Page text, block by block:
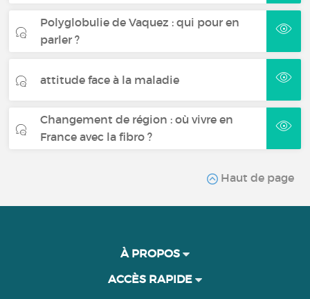
Polyglobulie de Vaquez : qui pour en
parler ?
attitude face à la maladie
Changement de région : où vivre en
France avec la fibro ?
Haut de page
À PROPOS
ACCÈS RAPIDE